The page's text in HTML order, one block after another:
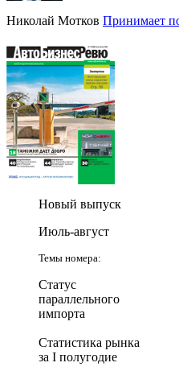
Николай Мотков Принимает
Новый выпуск
Июль-август
Темы номера:
Статус
параллельного
импорта
Статистика рынка
за I полугодие